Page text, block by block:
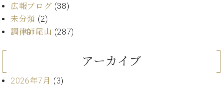
工
房
ブ
ロ
セ
広報ブログ (38)
未分類 (2)
調律師尾山 (287)
アーカイブ
2026年7月 (3)